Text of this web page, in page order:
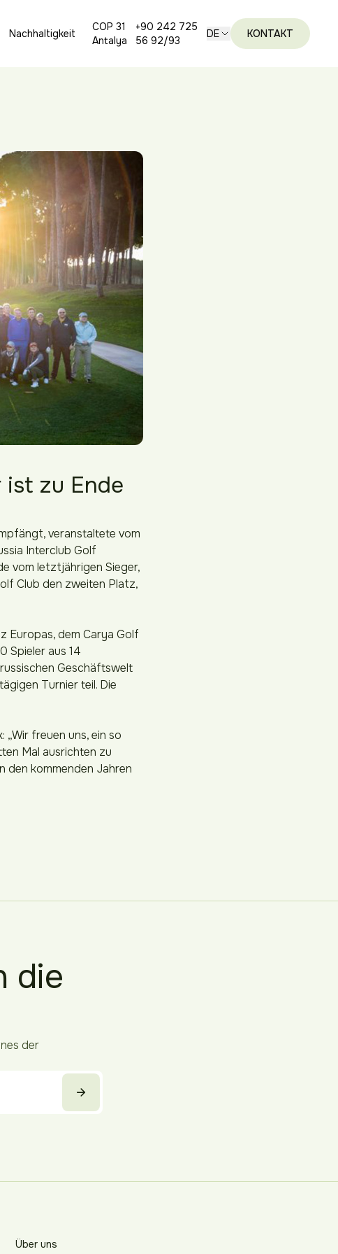
Nachhaltigkeit
COP 31
Antalya
+90 242 725
56 92/93
DE KONTAKT
zu Ende
veranstaltete vom
Interclub Golf
vom letztjährigen Sieger,
Club den zweiten Platz,
Europas, dem Carya Golf
Spieler aus 14
Geschäftswelt
Turnier teil. Die
freuen uns, ein so
Mal ausrichten zu
den kommenden Jahren
die
der
Über uns